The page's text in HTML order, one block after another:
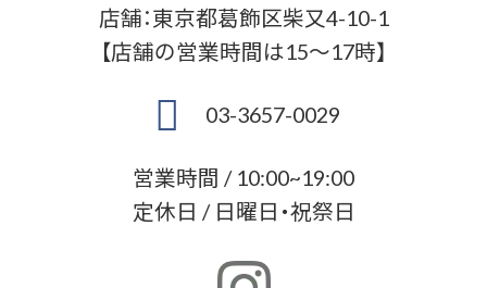
店舗：東京都葛飾区柴又4-10-1
【店舗の営業時間は15～17時】
03-3657-0029
営業時間 / 10:00~19:00
定休日 / 日曜日・祝祭日